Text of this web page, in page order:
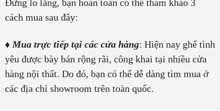
Đừng lo lắng, bạn hoàn toàn có thể tham khảo 3
cách mua sau đây:
♦ Mua trực tiếp tại các cửa hàng: Hiện nay ghế tình
yêu được bày bán rộng rãi, công khai tại nhiều cửa
hàng nội thất. Do đó, bạn có thể dễ dàng tìm mua ở
các địa chỉ showroom trên toàn quốc.